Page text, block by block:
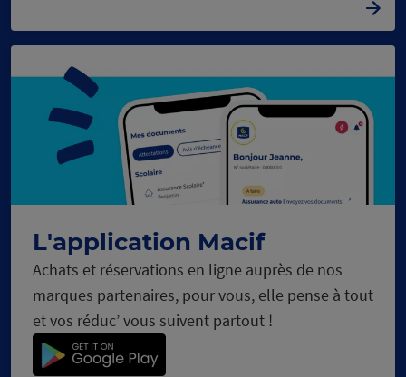
L'application Macif
Achats et réservations en ligne auprès de nos
marques partenaires, pour vous, elle pense à tout
et vos réduc’ vous suivent partout !